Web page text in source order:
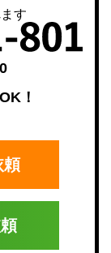
す
！
頼